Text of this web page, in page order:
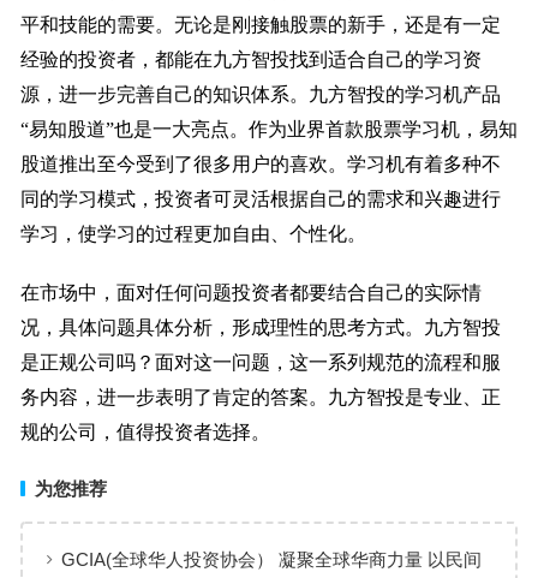
平和技能的需要。无论是刚接触股票的新手，还是有一定
经验的投资者，都能在九方智投找到适合自己的学习资
源，进一步完善自己的知识体系。九方智投的学习机产品
“易知股道”也是一大亮点。作为业界首款股票学习机，易知
股道推出至今受到了很多用户的喜欢。学习机有着多种不
同的学习模式，投资者可灵活根据自己的需求和兴趣进行
学习，使学习的过程更加自由、个性化。
在市场中，面对任何问题投资者都要结合自己的实际情
况，具体问题具体分析，形成理性的思考方式。九方智投
是正规公司吗？面对这一问题，这一系列规范的流程和服
务内容，进一步表明了肯定的答案。九方智投是专业、正
规的公司，值得投资者选择。
为您推荐
GCIA(全球华人投资协会） 凝聚全球华商力量 以民间